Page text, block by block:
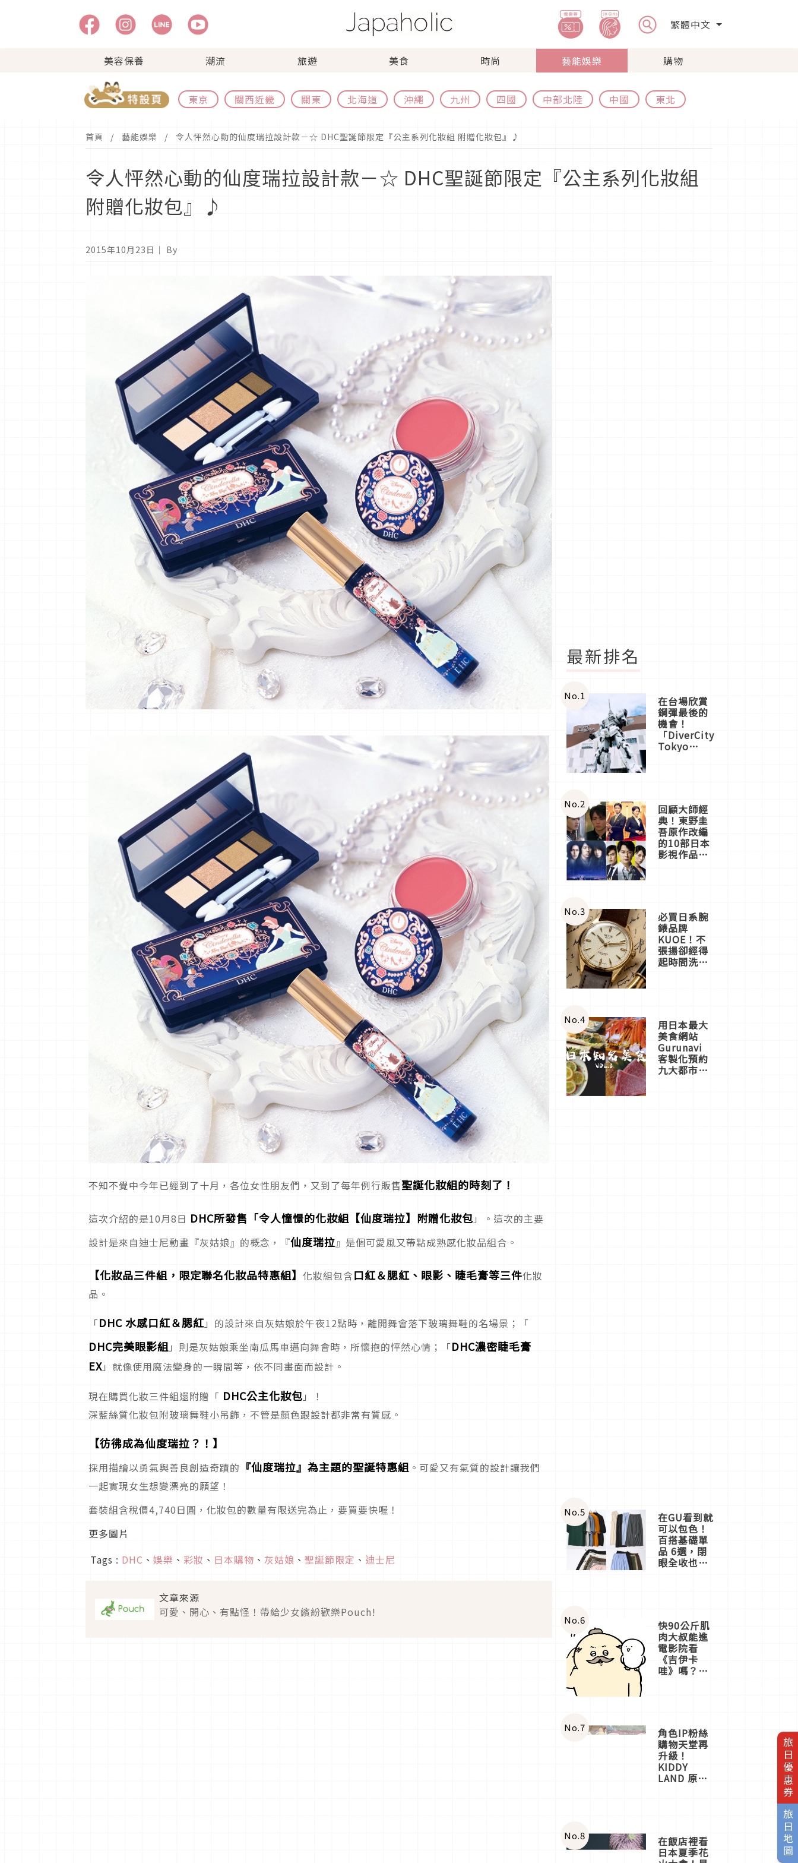
繁體中文
美容保養 潮流 旅遊 美食 時尚 藝能娛樂 購物
東京 關西近畿 關東 北海道 沖繩 九州 四國 中部北陸 中國 東北
旅日優惠券
旅日地圖
首頁 藝能娛樂 令人怦然心動的仙度瑞拉設計款－☆ DHC聖誕節限定『公主系列化妝組 附贈化妝包』♪
令人怦然心動的仙度瑞拉設計款－☆ DHC聖誕節限定『公主系列化妝組
附贈化妝包』♪
2015年10月23日 ｜ By
不知不覺中今年已經到了十月，各位女性朋友們，又到了每年例行販售聖誕化妝組的時刻了！
這次介紹的是10月8日 DHC所發售「令人憧憬的化妝組【仙度瑞拉】附贈化妝包 」。這次的主要
設計是來自迪士尼動畫『灰姑娘』的概念，『仙度瑞拉』是個可愛風又帶點成熟感化妝品組合。
【化妝品三件組，限定聯名化妝品特惠組】 化妝組包含口紅＆腮紅、眼影、睫毛膏等三件化妝
品。
「DHC 水感口紅＆腮紅」的設計來自灰姑娘於午夜12點時，離開舞會落下玻璃舞鞋的名場景；「
DHC完美眼影組」則是灰姑娘乘坐南瓜馬車邁向舞會時，所懷抱的怦然心情； 「DHC濃密睫毛膏
EX」就像使用魔法變身的一瞬間等，依不同畫面而設計。
現在購買化妝三件組還附贈「 DHC公主化妝包 」！
深藍絲質化妝包附玻璃舞鞋小吊飾，不管是顏色跟設計都非常有質感。
【彷彿成為仙度瑞拉？！】
採用描繪以勇氣與善良創造奇蹟的 『仙度瑞拉』為主題的聖誕特惠組 。可愛又有氣質的設計讓我們
一起實現女生想變漂亮的願望！
套裝組含稅價4,740日圓，化妝包的數量有限送完為止，要買要快喔！
更多圖片
Tags : DHC 、 娛樂 、 彩妝 、 日本購物 、 灰姑娘 、 聖誕節限定 、 迪士尼
文章來源
可愛、開心、有點怪！帶給少女繽紛歡樂Pouch!
最新排名
No.1 在台場欣賞
鋼彈最後的
機會！
「DiverCity
Tokyo
體驗
No.2 回顧大師經
典！東野圭
吾原作改編
的10部日本
影視作品推
No.3 必買日系腕
錶品牌
KUOE！不
張揚卻經得
起時間洗鍊
No.4 用日本最大
美食網站
Gurunavi
客製化預約
九大都市餐
No.5 在GU看到就
可以包色！
百搭基礎單
品 6選，閉
眼全收也不
No.6 快90公斤肌
肉大叔能進
電影院看
《吉伊卡
哇》嗎？日
一同給出了
答案
No.7 角色IP粉絲
購物天堂再
升級！
KIDDY
LAND 原宿
店3分即達
No.8 在飯店裡看
日本夏季花